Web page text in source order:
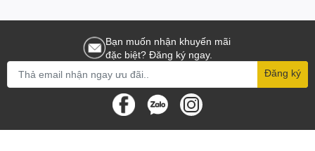
Bạn muốn nhận khuyến mãi
đặc biệt? Đăng ký ngay.
Đăng ký